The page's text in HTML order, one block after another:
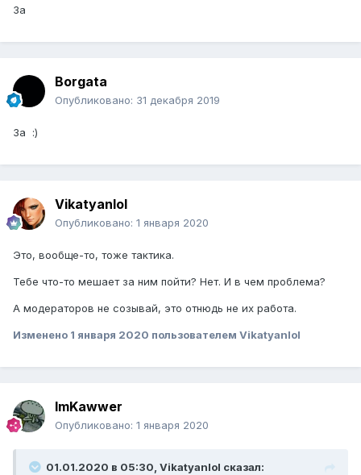
За
Borgata
Опубликовано: 31 декабря 2019
За :)
Vikatyanlol
Опубликовано: 1 января 2020
Это, вообще-то, тоже тактика.
Тебе что-то мешает за ним пойти? Нет. И в чем проблема?
А модераторов не созывай, это отнюдь не их работа.
Изменено 1 января 2020 пользователем Vikatyanlol
ImKawwer
Опубликовано: 1 января 2020
01.01.2020 в 05:30, Vikatyanlol сказал: